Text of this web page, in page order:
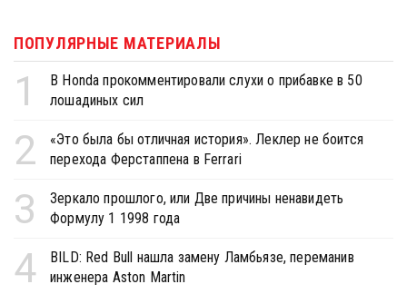
ПОПУЛЯРНЫЕ МАТЕРИАЛЫ
1
В Honda прокомментировали слухи о прибавке в 50
лошадиных сил
2
«Это была бы отличная история». Леклер не боится
перехода Ферстаппена в Ferrari
3
Зеркало прошлого, или Две причины ненавидеть
Формулу 1 1998 года
4
BILD: Red Bull нашла замену Ламбьязе, переманив
инженера Aston Martin